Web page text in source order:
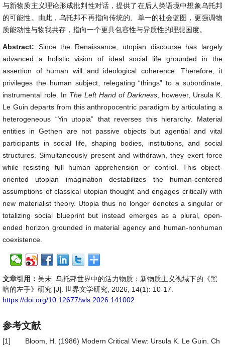
与新物质主义理论形成批判性对话，提供了在后人类语境中想象乌托邦
的可能性。由此，乌托邦不再指向传统的、单一的社会蓝图，更强调物
质能动性与物我共存，指向一个更具包容性与异质性的理想国度。
Abstract: Since the Renaissance, utopian discourse has largely
advanced a holistic vision of ideal social life grounded in the
assertion of human will and ideological coherence. Therefore, it
privileges the human subject, relegating “things” to a subordinate,
instrumental role. In The Left Hand of Darkness , however, Ursula K.
Le Guin departs from this anthropocentric paradigm by articulating a
heterogeneous “Yin utopia” that reverses this hierarchy. Material
entities in Gethen are not passive objects but agential and vital
participants in social life, shaping bodies, institutions, and social
structures. Simultaneously present and withdrawn, they exert force
while resisting full human apprehension or control. This object-
oriented utopian imagination destabilizes the human-centered
assumptions of classical utopian thought and engages critically with
new materialist theory. Utopia thus no longer denotes a singular or
totalizing social blueprint but instead emerges as a plural, open-
ended horizon grounded in material agency and human-nonhuman
coexistence.
文章引用： 吴未. 乌托邦世界中的活力物质：新物质主义视域下的《黑
暗的左手》研究 [J]. 世界文学研究, 2026, 14(1): 10-17.
https://doi.org/10.12677/wls.2026.141002
参考文献
[1]
Bloom, H. (1986) Modern Critical View: Ursula K. Le Guin. Ch